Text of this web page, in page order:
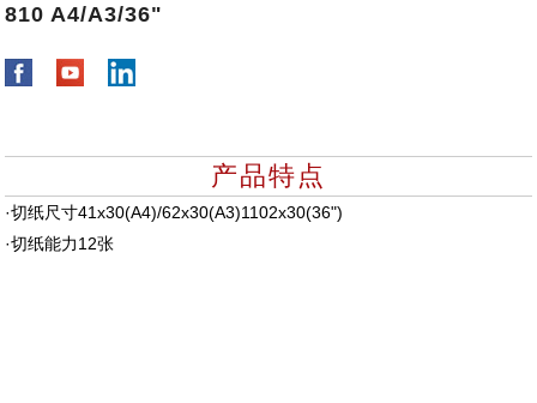
810 A4/A3/36"
产品特点
·切纸尺寸41x30(A4)/62x30(A3)1102x30(36")
·切纸能力12张